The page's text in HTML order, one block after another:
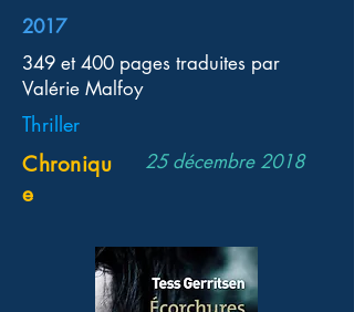
2017
349 et 400 pages traduites par
Valérie Malfoy
Thriller
Chroniqu
e
25 décembre 2018